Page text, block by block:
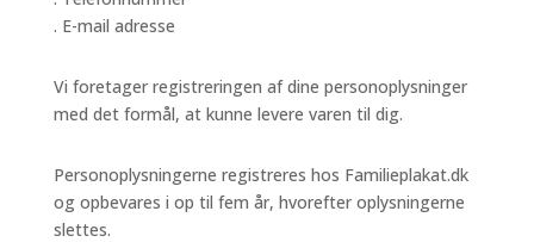
. E-mail adresse
Vi foretager registreringen af dine personoplysninger
med det formål, at kunne levere varen til dig.
Personoplysningerne registreres hos Familieplakat.dk
og opbevares i op til fem år, hvorefter oplysningerne
slettes.